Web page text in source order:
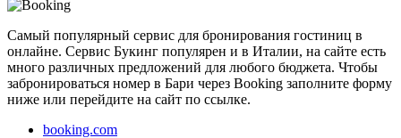
Самый популярный сервис для бронирования гостиниц в
онлайне. Сервис Букинг популярен и в Италии, на сайте есть
много различных предложений для любого бюджета. Чтобы
забронироваться номер в Бари через Booking заполните форму
ниже или перейдите на сайт по ссылке.
booking.com